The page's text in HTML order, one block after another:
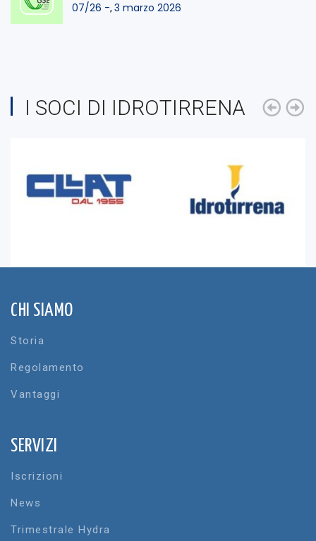
07/26 -, 3 marzo 2026
I SOCI DI IDROTIRRENA
CHI SIAMO
Storia
Regolamento
Vantaggi
SERVIZI
Iscrizioni
News
Trimestrale Hydra